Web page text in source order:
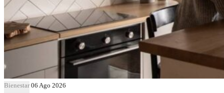
Bienestar 06 Ago 2026